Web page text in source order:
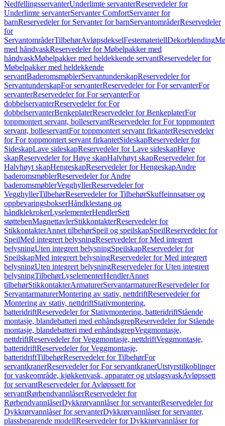
NedfellingsservanterUnderlimte servanterReservedeler for
Underlimte servanterServanter ComfortServanter for
barnReservedeler for Servanter for barnServantområderReservedeler
for
ServantområderTilbehørAvløpsdekselFestemateriellDekorblending
med håndvaskReservedeler for Møbelpakker med
håndvaskMøbelpakker med heldekkende servantReservedeler for
Møbelpakker med heldekkende
servantBaderomsmøblerServantunderskapReservedeler for
ServantunderskapFor servanterReservedeler for For servanterFor
servanterReservedeler for For servanterFor
dobbelservanterReservedeler for For
dobbelservanterBenkeplaterReservedeler for BenkeplaterFor
toppmontert servant, bolleservantReservedeler for For toppmontert
servant, bolleservantFor toppmontert servant firkantetReservedeler
for For toppmontert servant firkantetSideskapReservedeler for
SideskapLave sideskapReservedeler for Lave sideskapHøye
skapReservedeler for Høye skapHalvhøyt skapReservedeler for
Halvhøyt skapHengeskapReservedeler for HengeskapAndre
baderomsmøblerReservedeler for Andre
baderomsmøblerVegghyllerReservedeler for
VegghyllerTilbehørReservedeler for TilbehørSkuffeinnsatser og
oppbevaringsbokserHåndklestang og
håndklekrokerLyselementerHendlerSett
støttebenMagnettavlerStikkontakterReservedeler for
StikkontakterAnnet tilbehørSpeil og speilskapSpeilReservedeler for
SpeilMed integrert belysningReservedeler for Med integrert
belysningUten integrert belysningSpeilskapReservedeler for
SpeilskapMed integrert belysningReservedeler for Med integrert
belysningUten integrert belysningReservedeler for Uten integrert
belysningTilbehørLyselementerHendlerAnnet
tilbehørStikkontakterArmaturerServantarmaturerReservedeler for
ServantarmaturerMontering av stativ, nettdriftReservedeler for
Montering av stativ, nettdriftStativmontering,
batteridriftReservedeler for Stativmontering, batteridriftStående
montasje, blandebatteri med enhåndsgrepReservedeler for Stående
montasje, blandebatteri med enhåndsgrepVeggmontasje,
nettdriftReservedeler for Veggmontasje, nettdriftVeggmontasje,
batteridriftReservedeler for Veggmontasje,
batteridriftTilbehørReservedeler for TilbehørFor
servantkranerReservedeler for For servantkranerUtstyrstilkoblinger
for vaskeområde, kjøkkenvask, apparater og utslagsvaskAvløpssett
for servantReservedeler for Avløpssett for
servantRørbendvannlåserReservedeler for
RørbendvannlåserDykkrørvannlåser for servanterReservedeler for
Dykkrørvannlåser for servanterDykkrørvannlåser for servanter,
plassbeparende modellReservedeler for Dykkrørvannlåser for